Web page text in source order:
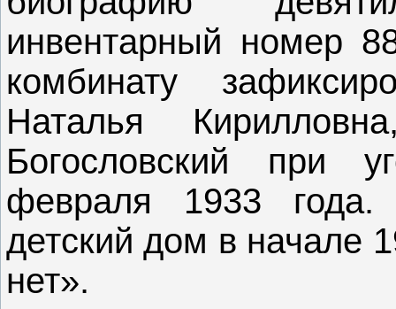
инвентарный номер
комбинату
Наталья
Богословский при
февраля 1933 года.
детский дом в начале
нет».